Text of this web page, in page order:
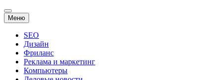
Меню Перейти
к
содержанию
SEO
Дизайн
Фриланс
Реклама и маркетинг
Компьютеры